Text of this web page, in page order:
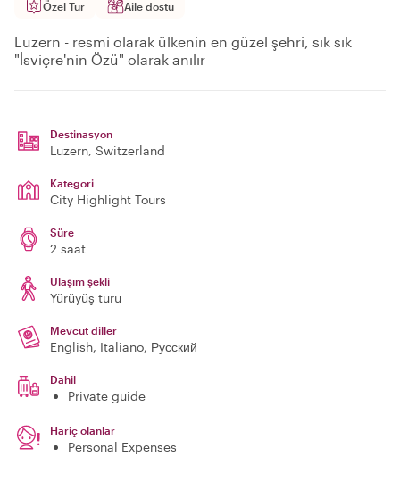
Özel Tur Aile dostu
Luzern - resmi olarak ülkenin en güzel şehri, sık sık
"İsviçre'nin Özü" olarak anılır
Destinasyon
Luzern, Switzerland
Kategori
City Highlight Tours
Süre
2 saat
Ulaşım şekli
Yürüyüş turu
Mevcut diller
English, Italiano, Русский
Dahil
Private guide
Hariç olanlar
Personal Expenses